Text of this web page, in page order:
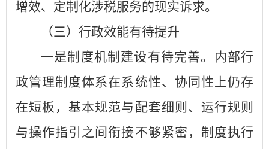
增效、定制化涉税服务的现实诉求。
（三）行政效能有待提升
一是制度机制建设有待完善。内部行
政管理制度体系在系统性、协同性上仍存
在短板，基本规范与配套细则、运行规则
与操作指引之间衔接不够紧密，制度执行